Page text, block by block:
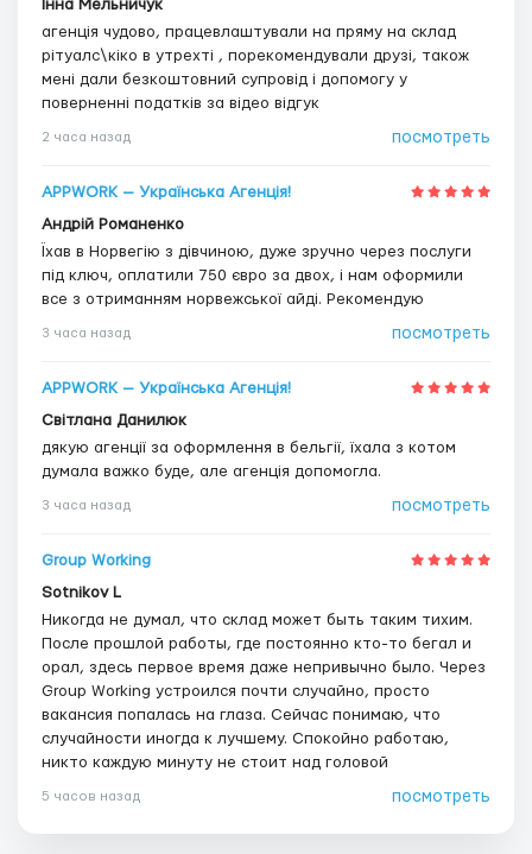
Інна Мельничук
агенція чудово, працевлаштували на пряму на склад
рітуалс\кіко в утрехті , порекомендували друзі, також
мені дали безкоштовний супровід і допомогу у
поверненні податків за відео відгук
2 часа назад посмотреть
APPWORK — Українська Агенція!
Андрій Романенко
Їхав в Норвегію з дівчиною, дуже зручно через послуги
під ключ, оплатили 750 євро за двох, і нам оформили
все з отриманням норвежської айді. Рекомендую
3 часа назад посмотреть
APPWORK — Українська Агенція!
Світлана Данилюк
дякую агенції за оформлення в бельгії, їхала з котом
думала важко буде, але агенція допомогла.
3 часа назад посмотреть
Group Working
Sotnikov L
Никогда не думал, что склад может быть таким тихим.
После прошлой работы, где постоянно кто-то бегал и
орал, здесь первое время даже непривычно было. Через
Group Working устроился почти случайно, просто
вакансия попалась на глаза. Сейчас понимаю, что
случайности иногда к лучшему. Спокойно работаю,
никто каждую минуту не стоит над головой
5 часов назад посмотреть